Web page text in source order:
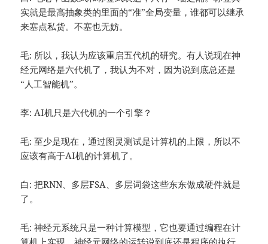
实就是最高抽象类的里面的“准”全局变量，谁都可以继承
来塞点私货。不塞也无妨。
毛: 所以，我认为应该重启五代机的研究。有人说现在神
经元网络是六代机了，我认为不对，因为说到底总还是
“人工智能机”。
李: AI机只是六代机的一个引擎？
毛: 至少是现在，通过图灵测试是计算机的上限，所以不
应该有高于AI机的计算机了。
白: 把RNN、多层FSA、多层词袋这些东东做成硬件就是
了。
毛: 神经元系统只是一种计算模型，它也要通过编程在计